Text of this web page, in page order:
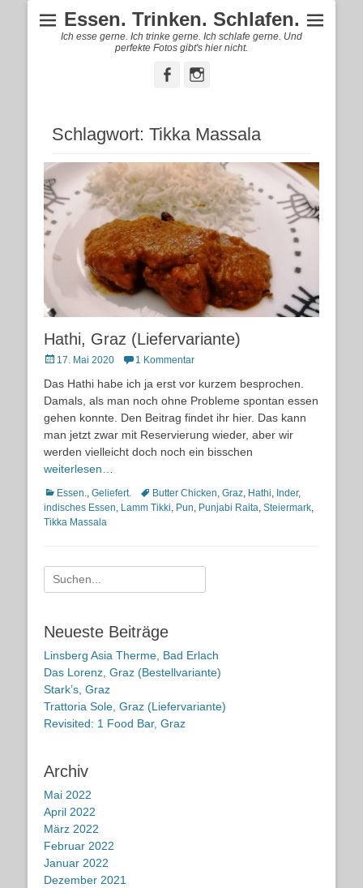
Essen. Trinken. Schlafen.
Ich esse gerne. Ich trinke gerne. Ich schlafe gerne. Und
perfekte Fotos gibt's hier nicht.
FacebookInstagram
Schlagwort: Tikka Massala
Hathi, Graz (Liefervariante)
Posted17. Mai 2020 1 Kommentar
Das Hathi habe ich ja erst vor kurzem besprochen.
Damals, als man noch ohne Probleme spontan essen
gehen konnte. Den Beitrag findet ihr hier. Das kann
man jetzt zwar mit Reservierung wieder, aber wir
werden vielleicht doch noch ein bisschen
weiterlesen…
Kategorien
Essen., Geliefert. Schlagworte
Butter Chicken, Graz, Hathi, Inder,
indisches Essen, Lamm Tikki, Pun, Punjabi Raita, Steiermark,
Tikka Massala
Suche
nach:
Neueste Beiträge
Linsberg Asia Therme, Bad Erlach
Das Lorenz, Graz (Bestellvariante)
Stark’s, Graz
Trattoria Sole, Graz (Liefervariante)
Revisited: 1 Food Bar, Graz
Archiv
Mai 2022
April 2022
März 2022
Februar 2022
Januar 2022
Dezember 2021